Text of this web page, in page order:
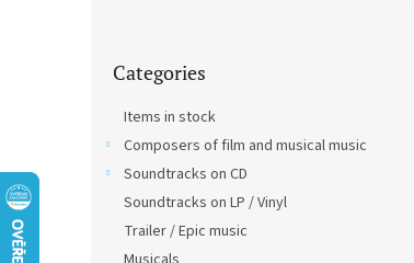
categories
Categories
Items in stock
Composers of film and musical music
Soundtracks on CD
Soundtracks on LP / Vinyl
Trailer / Epic music